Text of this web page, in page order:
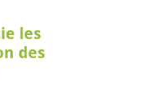
les
des